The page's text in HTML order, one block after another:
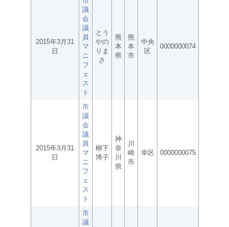
2015年3月31
日
議
会
議
員
マ
ニ
フ
ェ
ス
ト
とう
やの
りま
さ
熊
本
県
熊
本
市
中央
区
0000000074
2015年3月31
日
市
議
会
議
員
マ
ニ
フ
ェ
ス
ト
柳下
博子
神
奈
川
県
川
崎
市
幸区 0000000075
市
議